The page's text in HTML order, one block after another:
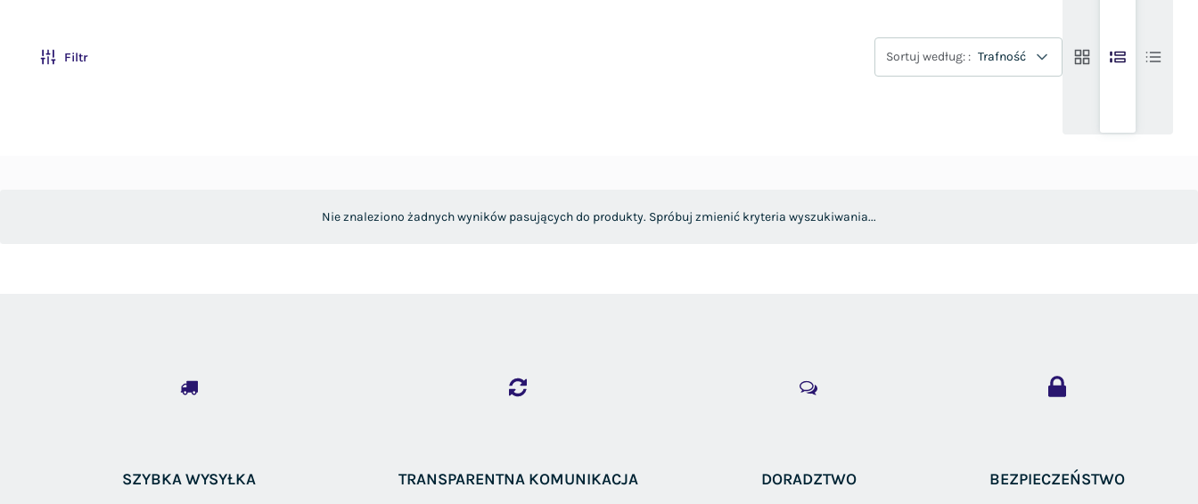
Filtr Sortuj według: : Trafność
Nie znaleziono żadnych wyników pasujących do produkty. Spróbuj zmienić kryteria wyszukiwania...
SZYBKA WYSYŁKA TRANSPARENTNA KOMUNIKACJA DORADZTWO BEZPIECZEŃSTWO